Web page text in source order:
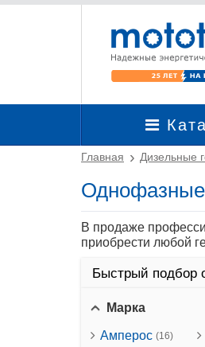
Главная Дизельные
Однофазные
В продаже
приобрести любой
Быстрый подбор
Марка
Амперос (16)